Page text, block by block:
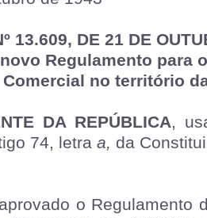
13.609, DE 21 DE
Regulamento para
no território
DA REPÚBLICA,
74, letra a, da
o Regulamento